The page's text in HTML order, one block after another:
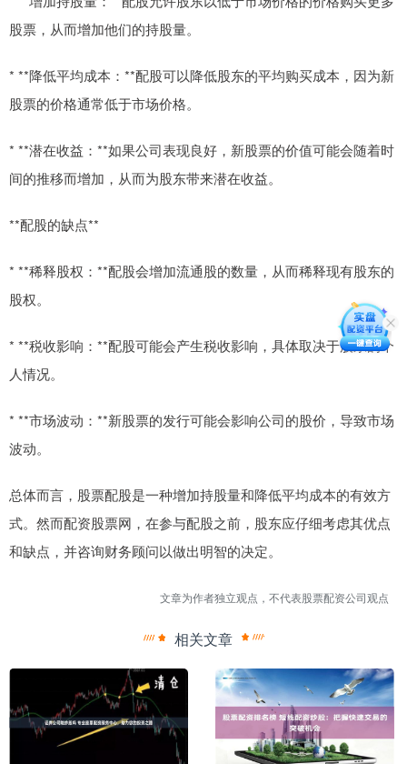
股票，从而增加他们的持股量。
* **降低平均成本：**配股可以降低股东的平均购买成本，因为新
股票的价格通常低于市场价格。
* **潜在收益：**如果公司表现良好，新股票的价值可能会随着时
间的推移而增加，从而为股东带来潜在收益。
**配股的缺点**
* **稀释股权：**配股会增加流通股的数量，从而稀释现有股东的
股权。
* **税收影响：**配股可能会产生税收影响，具体取决于股东的个
人情况。
* **市场波动：**新股票的发行可能会影响公司的股价，导致市场
波动。
总体而言，股票配股是一种增加持股量和降低平均成本的有效方
式。然而配资股票网，在参与配股之前，股东应仔细考虑其优点
和缺点，并咨询财务顾问以做出明智的决定。
文章为作者独立观点，不代表股票配资公司观点
相关文章